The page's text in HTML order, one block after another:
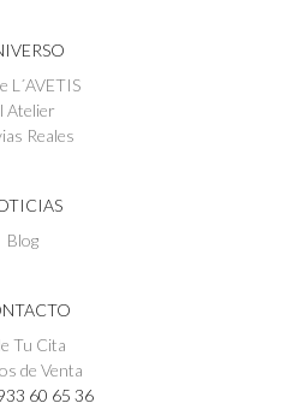
L´AVETIS
Atelier
Reales
Blog
Tu Cita
de Venta
60 65 36